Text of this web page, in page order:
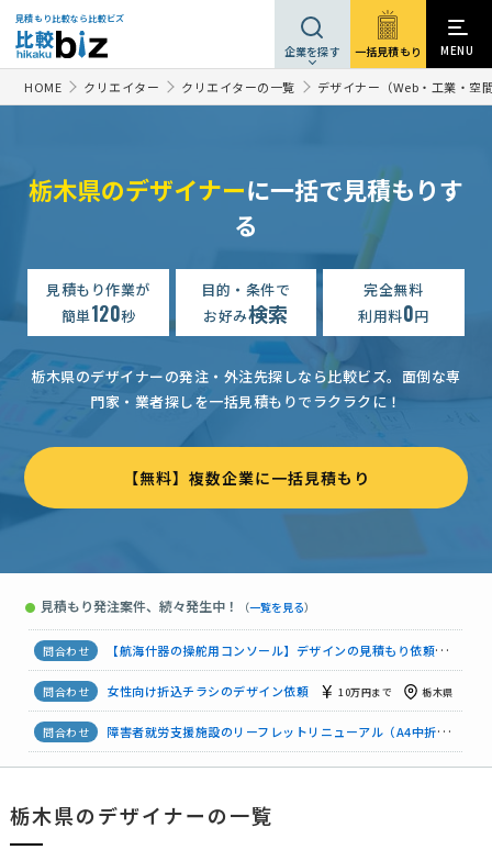
見積もり比較なら比較ビズ
企業を探す 一括見積もり MENU
HOME クリエイター クリエイターの一覧 デザイナー（Web・工業・空
栃木県のデザイナーに一括で見積もりす
る
見積もり作業が
簡単120秒
目的・条件で
お好み検索
完全無料
利用料0円
栃木県のデザイナーの発注・外注先探しなら比較ビズ。 面倒な専
門家・業者探しを一括見積もりでラクラクに！
【無料】複数企業に一括見積もり
● 見積もり発注案件、続々発生中！ （一覧を見る）
【社名のロゴ】デザインの見積もり依頼 5万円まで
【航海什器の操舵用コンソール】デザインの見積もり依頼
女性向け折込チラシのデザイン依頼 10万円まで
【店頭の看板デザイン・3パターンの制作】デザインの見積もり依頼
【社名のロゴ】デザインの見積もり依頼
【航海什器の操舵用コンソール】デザインの見積もり依頼
女性向け折込チラシのデザイン依頼 10万円まで 栃木県
障害者就労支援施設のリーフレットリニューアル（A4中折り・デザイン作成）
【店頭の看板デザイン・3パターンの制作】デザインの見積もり依頼
【社名のロゴ】デザインの見積もり依頼
栃木県のデザイナーの一覧